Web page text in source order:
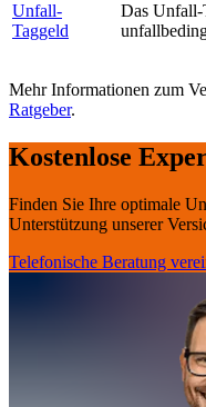
Unfall-
Taggeld
Das Unfall-
Mehr Informationen zum
Ratgeber.
Kostenlose
Finden Sie Ihre optimale
Unterstützung unserer
Telefonische Beratung